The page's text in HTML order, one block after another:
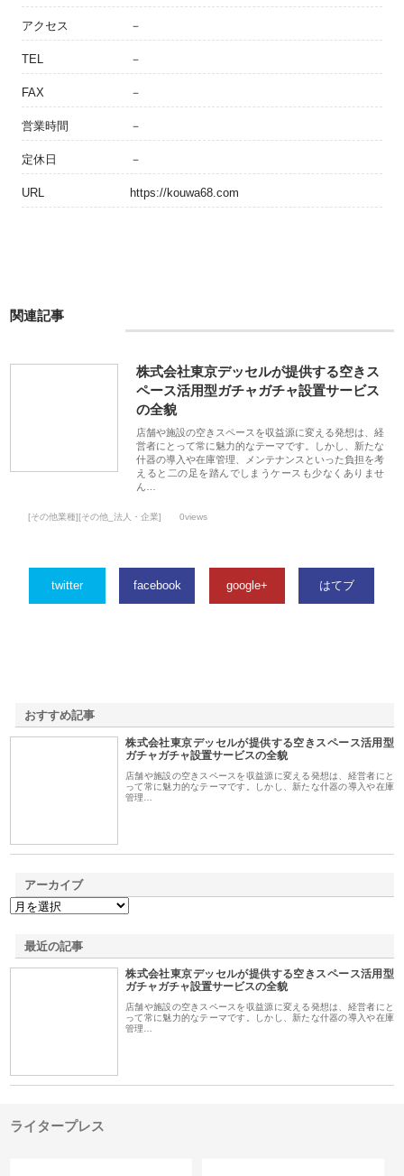
アクセス －
TEL －
FAX －
営業時間 －
定休日 －
URL https://kouwa68.com
関連記事
株式会社東京デッセルが提供する空きス
ペース活用型ガチャガチャ設置サービス
の全貌
店舗や施設の空きスペースを収益源に変える発想は、経
営者にとって常に魅力的なテーマです。しかし、新たな
什器の導入や在庫管理、メンテナンスといった負担を考
えると二の足を踏んでしまうケースも少なくありませ
ん…
[その他業種][その他_法人・企業] 0views
twitter facebook google+ はてブ
おすすめ記事
株式会社東京デッセルが提供する空きスペース活用型
ガチャガチャ設置サービスの全貌
店舗や施設の空きスペースを収益源に変える発想は、経営者にと
って常に魅力的なテーマです。しかし、新たな什器の導入や在庫
管理…
アーカイブ
最近の記事
株式会社東京デッセルが提供する空きスペース活用型
ガチャガチャ設置サービスの全貌
店舗や施設の空きスペースを収益源に変える発想は、経営者にと
って常に魅力的なテーマです。しかし、新たな什器の導入や在庫
管理…
ライタープレス